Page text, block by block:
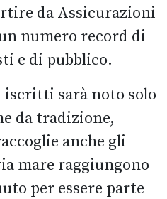
da Assicurazioni
numero record di
e di pubblico.
sarà noto solo
da tradizione,
anche gli
mare raggiungono
per essere parte